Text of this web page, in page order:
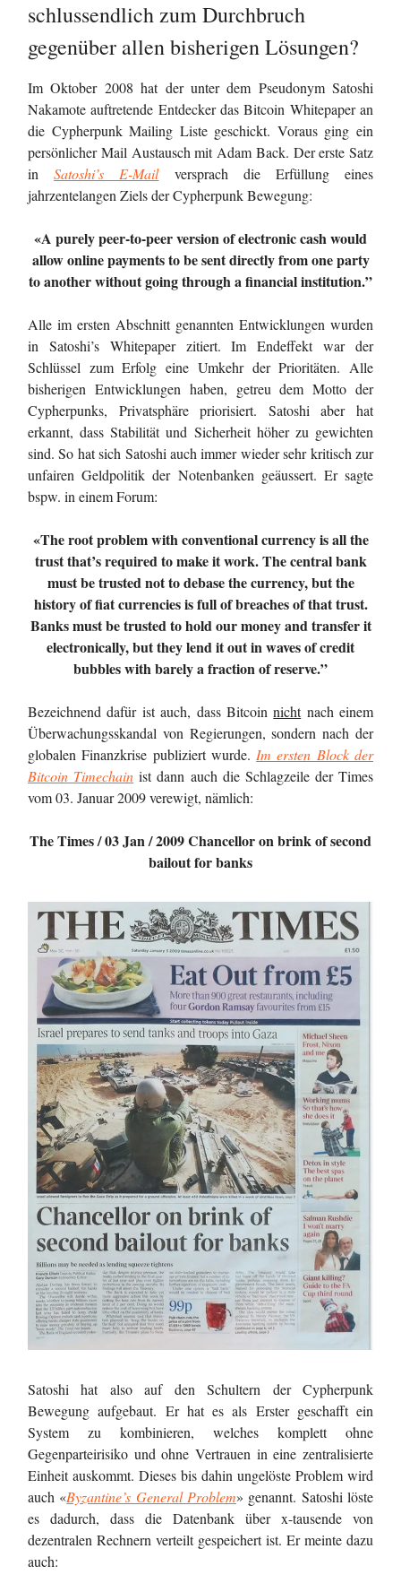
schlussendlich zum Durchbruch
gegenüber allen bisherigen Lösungen?
Im Oktober 2008 hat der unter dem Pseudonym Satoshi
Nakamote auftretende Entdecker das Bitcoin Whitepaper an
die Cypherpunk Mailing Liste geschickt. Voraus ging ein
persönlicher Mail Austausch mit Adam Back. Der erste Satz
inSatoshi’s E-Mailversprach die Erfüllung eines
jahrzentelangen Ziels der Cypherpunk Bewegung:
«A purely peer-to-peer version of electronic cash would
allow online payments to be sent directly from one party
to another without going through a financial institution.”
Alle im ersten Abschnitt genannten Entwicklungen wurden
in Satoshi’s Whitepaper zitiert. Im Endeffekt war der
Schlüssel zum Erfolg eine Umkehr der Prioritäten. Alle
bisherigen Entwicklungen haben, getreu dem Motto der
Cypherpunks, Privatsphäre priorisiert. Satoshi aber hat
erkannt, dass Stabilität und Sicherheit höher zu gewichten
sind. So hat sich Satoshi auch immer wieder sehr kritisch zur
unfairen Geldpolitik der Notenbanken geäussert. Er sagte
bspw. in einem Forum:
«The root problem with conventional currency is all the
trust that’s required to make it work. The central bank
must be trusted not to debase the currency, but the
history of fiat currencies is full of breaches of that trust.
Banks must be trusted to hold our money and transfer it
electronically, but they lend it out in waves of credit
bubbles with barely a fraction of reserve.”
Bezeichnend dafür ist auch, dass Bitcoinnichtnach einem
Überwachungsskandal von Regierungen, sondern nach der
globalen Finanzkrise publiziert wurde. Im ersten Block der
Bitcoin Timechain ist dann auch die Schlagzeile der Times
vom 03. Januar 2009 verewigt, nämlich:
The Times / 03 Jan / 2009 Chancellor on brink of second
bailout for banks
Satoshi hat also auf den Schultern der Cypherpunk
Bewegung aufgebaut. Er hat es als Erster geschafft ein
System zu kombinieren, welches komplett ohne
Gegenparteirisiko und ohne Vertrauen in eine zentralisierte
Einheit auskommt. Dieses bis dahin ungelöste Problem wird
auch «Byzantine’s General Problem» genannt. Satoshi löste
es dadurch, dass die Datenbank über x-tausende von
dezentralen Rechnern verteilt gespeichert ist. Er meinte dazu
auch: